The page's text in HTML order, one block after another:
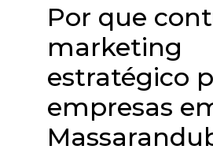
Por que
marketing
estratégico
empresas